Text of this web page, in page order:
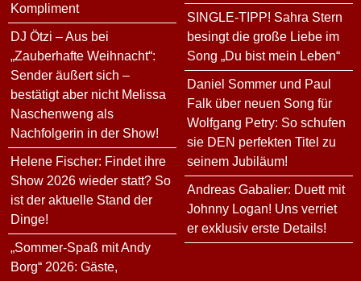
Kompliment
DJ Ötzi – Aus bei
„Zauberhafte Weihnacht“:
Sender äußert sich –
bestätigt aber nicht Melissa
Naschenweng als
Nachfolgerin in der Show!
Helene Fischer: Findet ihre
Show 2026 wieder statt? So
ist der aktuelle Stand der
Dinge!
„Sommer-Spaß mit Andy
Borg“ 2026: Gäste,
SINGLE-TIPP! Sahra Stern
besingt die große Liebe im
Song „Du bist mein Leben“
Daniel Sommer und Paul
Falk über neuen Song für
Wolfgang Petry: So schufen
sie DEN perfekten Titel zu
seinem Jubiläum!
Andreas Gabalier: Duett mit
Johnny Logan! Uns verriet
er exklusiv erste Details!